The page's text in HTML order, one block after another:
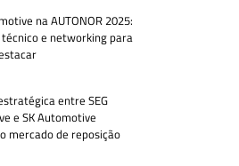
na AUTONOR 2025:
e networking para
entre SEG
e SK Automotive
mercado de reposição